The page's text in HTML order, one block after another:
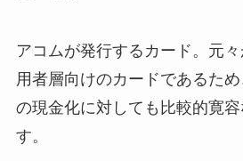
アコムが発行するカード。元
用者層向けのカードであるた
の現金化に対しても比較的寛
す。